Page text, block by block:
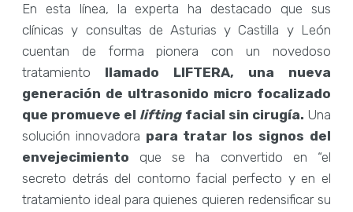
En esta línea, la experta ha destacado que sus
clínicas y consultas de Asturias y Castilla y León
cuentan de forma pionera con un novedoso
tratamiento llamado LIFTERA, una nueva
generación de ultrasonido micro focalizado
que promueve el liftingfacial sin cirugía. Una
solución innovadora para tratar los signos del
envejecimiento que se ha convertido en “el
secreto detrás del contorno facial perfecto y en el
tratamiento ideal para quienes quieren redensificar su